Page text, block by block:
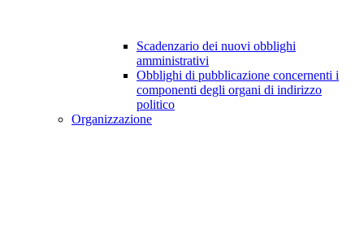
Scadenzario dei nuovi obblighi
amministrativi
Obblighi di pubblicazione concernenti i
componenti degli organi di indirizzo
politico
Organizzazione